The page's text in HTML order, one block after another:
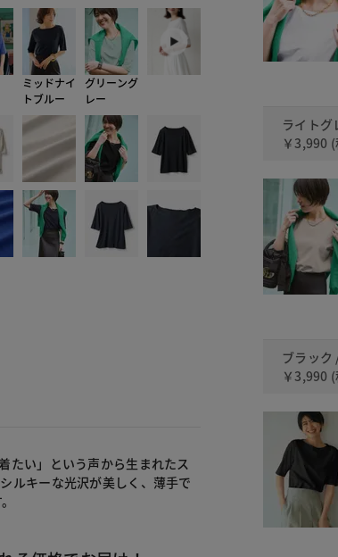
ミッドナイ
トブルー
グリーング
レー
たい」という声から生まれたス
ルキーな光沢が美しく、薄手で
ライトグ
￥3,990
ブラック
￥3,990